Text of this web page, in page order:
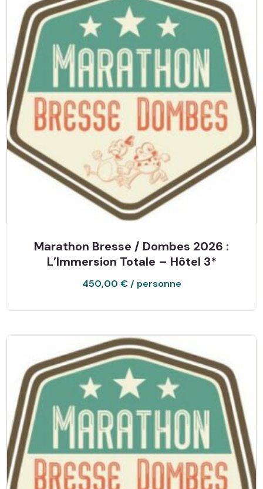
Marathon Bresse / Dombes 2026 :
L’Immersion Totale – Hôtel 3*
450,00 €